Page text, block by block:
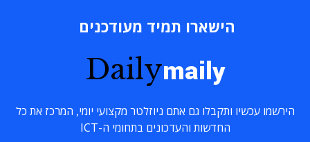
הישארו תמיד מעודכנים
Dailymaily
הירשמו עכשיו ותקבלו גם אתם ניוזלטר מקצועי יומי, המרכז את כל
החדשות והעדכונים בתחומי ה-ICT